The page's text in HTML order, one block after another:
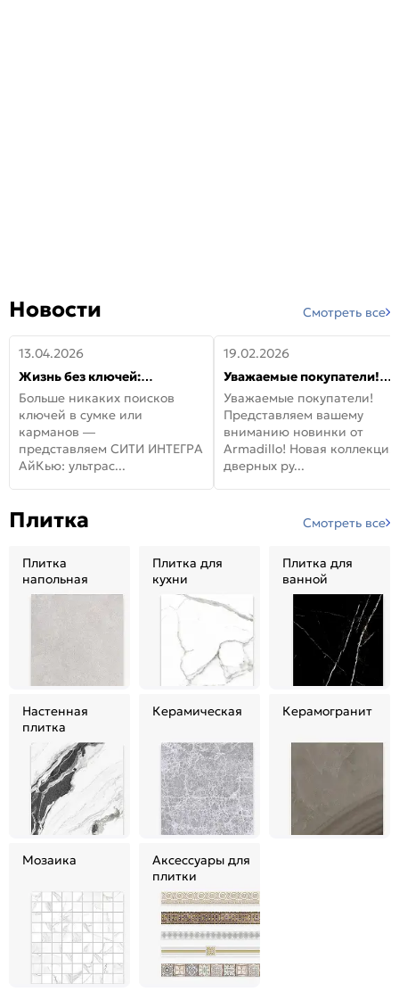
Новости Смотреть все
13.04.2026
Жизнь без ключей:
встречайте новую дверь
СИТИ ИНТЕГРА АйКью!
Больше никаких поисков
ключей в сумке или
карманов —
представляем СИТИ ИНТЕГРА
АйКью: ультрас...
19.02.2026
Уважаемые покупатели!
Представляем вашему
вниманию новинки от
Armadillo!
Уважаемые покупатели!
Представляем вашему
вниманию новинки от
Armadillo! Новая коллекция
дверных ру...
Плитка Смотреть все
Плитка
напольная
Плитка для
кухни
Плитка для
ванной
Настенная
плитка
Керамическая Керамогранит
Мозаика
Аксессуары для
плитки